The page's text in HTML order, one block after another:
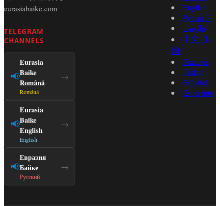
eurasiabaike.com
TELEGRAM
CHANNELS
📢
Eurasia
Baike
Română
Română
→
📢
Eurasia
Baike
English
English
→
📢
Евразия
Байке
Русский
→
English
Русский
فارسی
中文 (中
国)
Français
Türkçe
Español
Esperanto